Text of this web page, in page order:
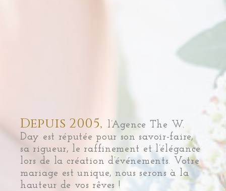
Depuis 2005, l’Agence The W.
Day est réputée pour son savoir-faire,
sa rigueur, le raffinement et l’élégance
lors de la création d’événements. Votre
mariage est unique, nous serons à la
hauteur de vos rêves !